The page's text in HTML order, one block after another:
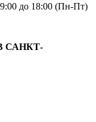
до 18:00 (Пн-Пт)
САНКТ-